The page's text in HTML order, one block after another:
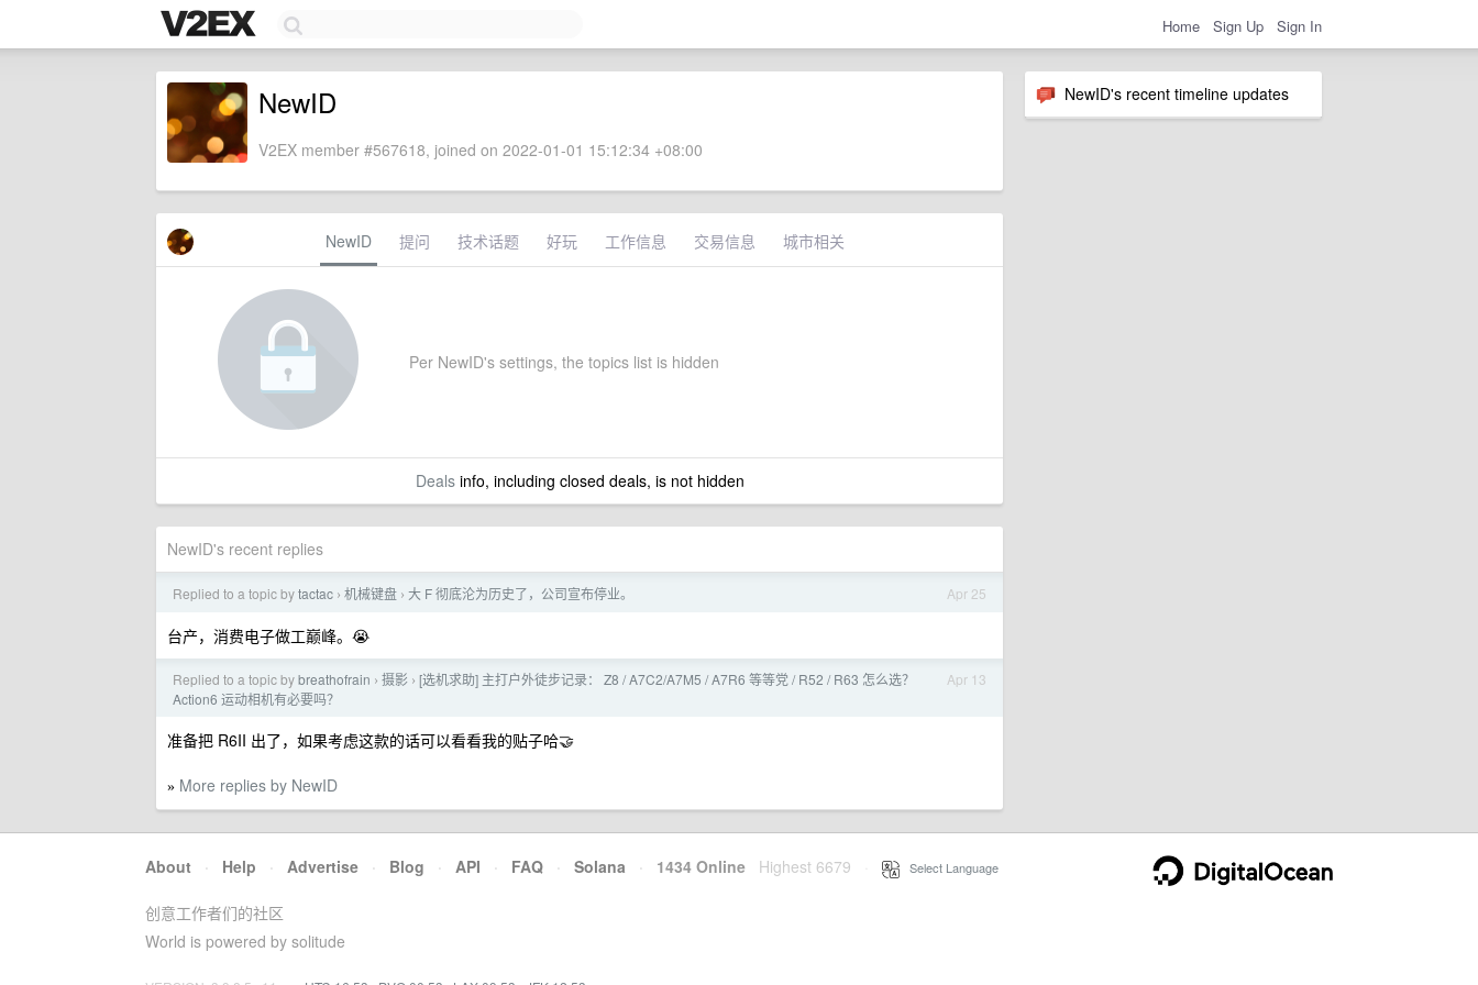
Home Sign Up Sign In
NewID's recent timeline updates
NewID
V2EX member #567618, joined on 2022-01-01 15:12:34 +08:00
NewID 提问 技术话题 好玩 工作信息 交易信息 城市相关
Per NewID's settings, the topics list is hidden
Dealsinfo, including closed deals, is not hidden
NewID's recent replies
Apr 25
Replied to a topic bytactac › 机械键盘 › 大 F 彻底沦为历史了，公司宣布停业。
台产，消费电子做工巅峰。😭
Apr 13
Replied to a topic bybreathofrain › 摄影 › [选机求助] 主打户外徒步记录： Z8 / A7C2/A7M5 / A7R6 等等党 / R52 / R63 怎么选？
Action6 运动相机有必要吗？
准备把 R6II 出了，如果考虑这款的话可以看看我的贴子哈🤝
» More replies by NewID
About · Help · Advertise · Blog · API · FAQ · Solana · 1434 Online Highest 6679 Select Language
创意工作者们的社区
World is powered by solitude